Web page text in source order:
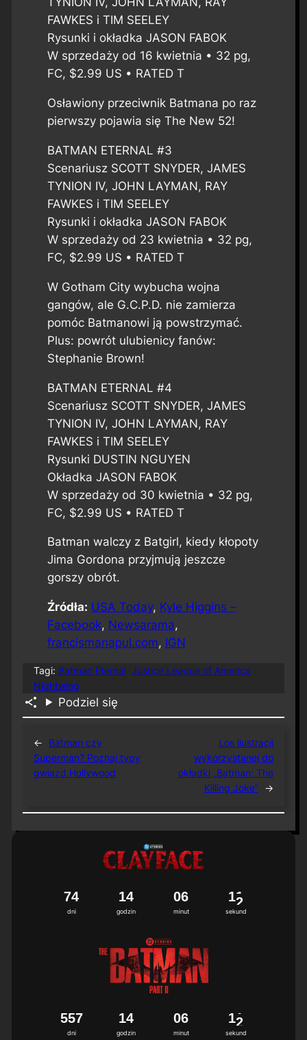
FAWKES i TIM SEELEY
Rysunki i okładka JASON FABOK
W sprzedaży od 16 kwietnia • 32 pg,
FC, $2.99 US • RATED T
Osławiony przeciwnik Batmana po raz
pierwszy pojawia się The New 52!
BATMAN ETERNAL #3
Scenariusz SCOTT SNYDER, JAMES
TYNION IV, JOHN LAYMAN, RAY
FAWKES i TIM SEELEY
Rysunki i okładka JASON FABOK
W sprzedaży od 23 kwietnia • 32 pg,
FC, $2.99 US • RATED T
W Gotham City wybucha wojna
gangów, ale G.C.P.D. nie zamierza
pomóc Batmanowi ją powstrzymać.
Plus: powrót ulubienicy fanów:
Stephanie Brown!
BATMAN ETERNAL #4
Scenariusz SCOTT SNYDER, JAMES
TYNION IV, JOHN LAYMAN, RAY
FAWKES i TIM SEELEY
Rysunki DUSTIN NGUYEN
Okładka JASON FABOK
W sprzedaży od 30 kwietnia • 32 pg,
FC, $2.99 US • RATED T
Batman walczy z Batgirl, kiedy kłopoty
Jima Gordona przyjmują jeszcze
gorszy obrót.
Źródła: USA Today, Kyle Higgins –
Facebook, Newsarama,
francismanapul.com, IGN
Tagi: Batman Eternal Justice League of America
Nightwing
Podziel się
←
Batman czy
Superman? Poznaj typy
gwiazd Hollywood
Los ilustracji
wykorzystanej do
okładki „Batman: The
Killing Joke” →
dni
74
godzin
14
minut
06
sekund
11
dni
557
godzin
14
minut
06
sekund
11